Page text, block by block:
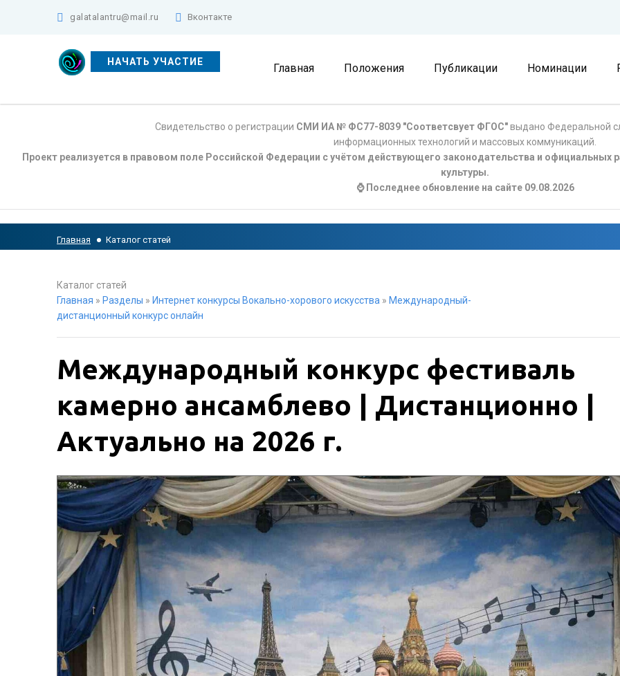
galatalantru@mail.ru Вконтакте
НАЧАТЬ УЧАСТИЕ
Главная Положения Публикации Номинации
Свидетельство о регистрации СМИ ИА № ФС77-8039 "Соответсвует ФГОС"выдано Федеральной
информационных технологий и массовых коммуникаций.
Проект реализуется в правовом поле Российской Федерации с учётом действующего законодательства и официальных
культуры.
⌚ Последнее обновление на сайте 09.08.2026
Главная Каталог статей
Каталог статей
Главная » Разделы » Интернет конкурсы Вокально-хорового искусства » Международный-
дистанционный конкурс онлайн
Международный конкурс фестиваль
камерно ансамблево | Дистанционно |
Актуально на 2026 г.